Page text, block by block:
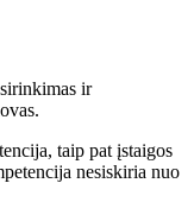
ir
taip pat įstaigos
nesiskiria nuo